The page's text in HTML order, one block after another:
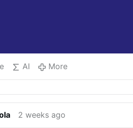
AI More
2 weeks ago